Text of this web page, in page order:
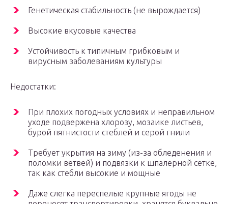
Генетическая стабильность (не вырождается)
Высокие вкусовые качества
Устойчивость к типичным грибковым и
вирусным заболеваниям культуры
Недостатки:
При плохих погодных условиях и неправильном
уходе подвержена хлорозу, мозаике листьев,
бурой пятнистости стеблей и серой гнили
Требует укрытия на зиму (из-за обледенения и
поломки ветвей) и подвязки к шпалерной сетке,
так как стебли высокие и мощные
Даже слегка переспелые крупные ягоды не